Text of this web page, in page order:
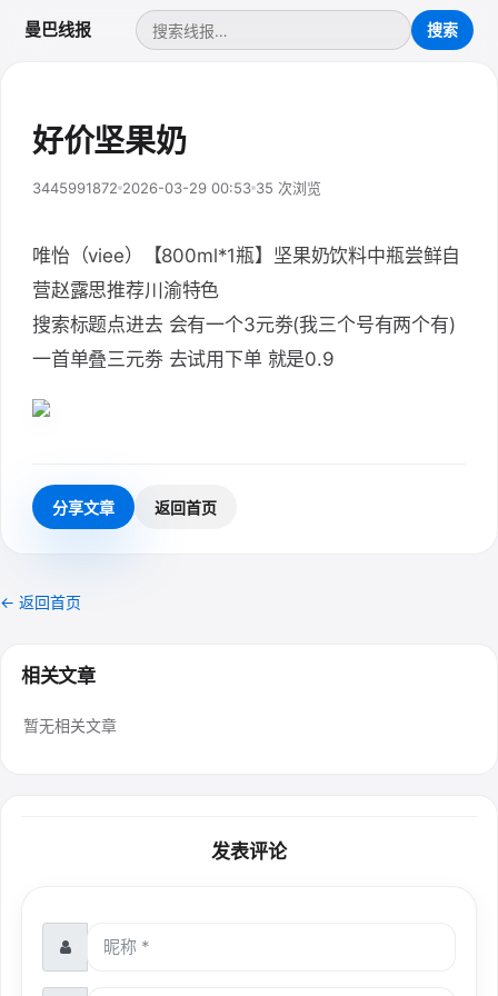
曼巴线报
好价坚果奶
3445991872 2026-03-29 00:53 35 次浏览
唯怡（viee）【800ml*1瓶】坚果奶饮料中瓶尝鲜自
营赵露思推荐川渝特色
搜索标题点进去 会有一个3元劵(我三个号有两个有)
一首单叠三元劵 去试用下单 就是0.9
分享文章 返回首页
← 返回首页
相关文章
暂无相关文章
发表评论